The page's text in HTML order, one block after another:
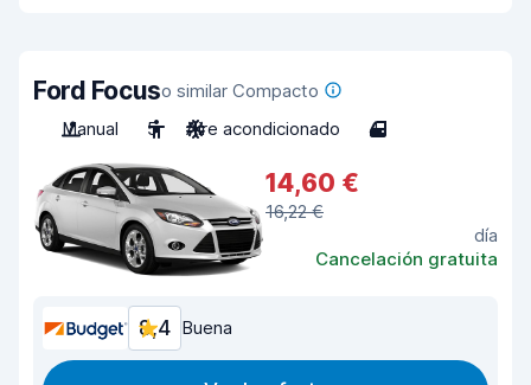
Ford Focuso similar Compacto
Manual
5 Aire acondicionado 4
14,60 €
16,22 €
día
Cancelación gratuita
8,4 Buena